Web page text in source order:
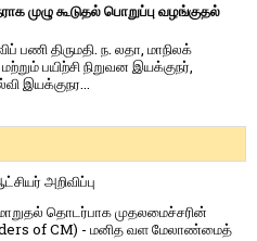
முழு கூடுதல் பொறுப்பு வழங்குதல்
பணி திருமதி. ந. லதா, மாநிலக்
பயிற்சி நிறுவன இயக்குநர்,
இயக்குநர...
அறிவிப்பு
தொடர்பாக முதலமைச்சரின்
of CM) - மனித வள மேலாண்மைத்